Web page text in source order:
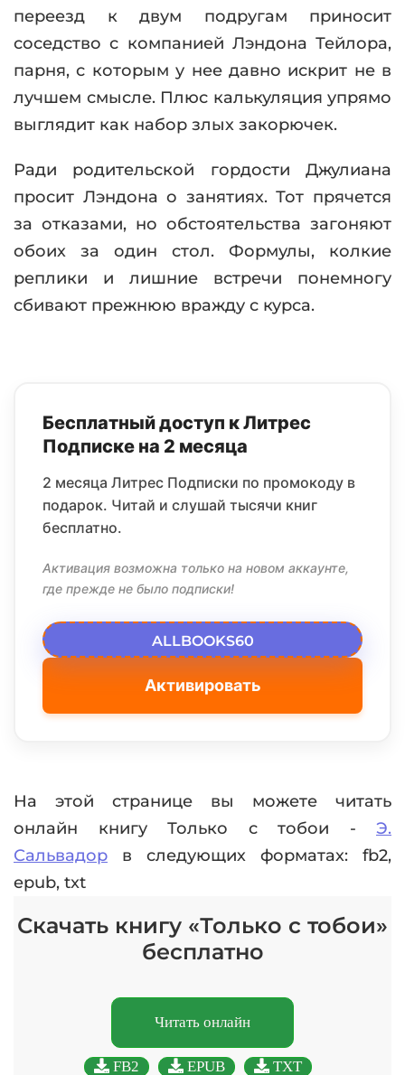
переезд к двум подругам приносит
соседство с компанией Лэндона Тейлора,
парня, с которым у нее давно искрит не в
лучшем смысле. Плюс калькуляция упрямо
выглядит как набор злых закорючек.
Ради родительской гордости Джулиана
просит Лэндона о занятиях. Тот прячется
за отказами, но обстоятельства загоняют
обоих за один стол. Формулы, колкие
реплики и лишние встречи понемногу
сбивают прежнюю вражду с курса.
Бесплатный доступ к Литрес
Подписке на 2 месяца
2 месяца Литрес Подписки по промокоду в
подарок. Читай и слушай тысячи книг
бесплатно.
Активация возможна только на новом аккаунте,
где прежде не было подписки!
ALLBOOKS60
Активировать
На этой странице вы можете читать
онлайн книгу Только с тобои - Э.
Сальвадор в следующих форматах: fb2,
epub, txt
Скачать книгу «Только с тобои»
бесплатно
Читать онлайн
FB2 EPUB TXT